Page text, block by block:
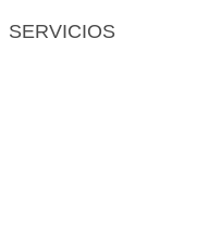
SERVICIOS